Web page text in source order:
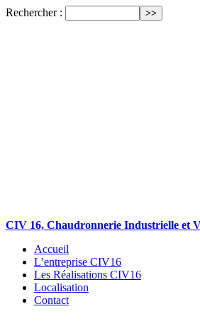
Rechercher :
CIV 16, Chaudronnerie Industrielle et
Accueil
L’entreprise CIV16
Les Réalisations CIV16
Localisation
Contact